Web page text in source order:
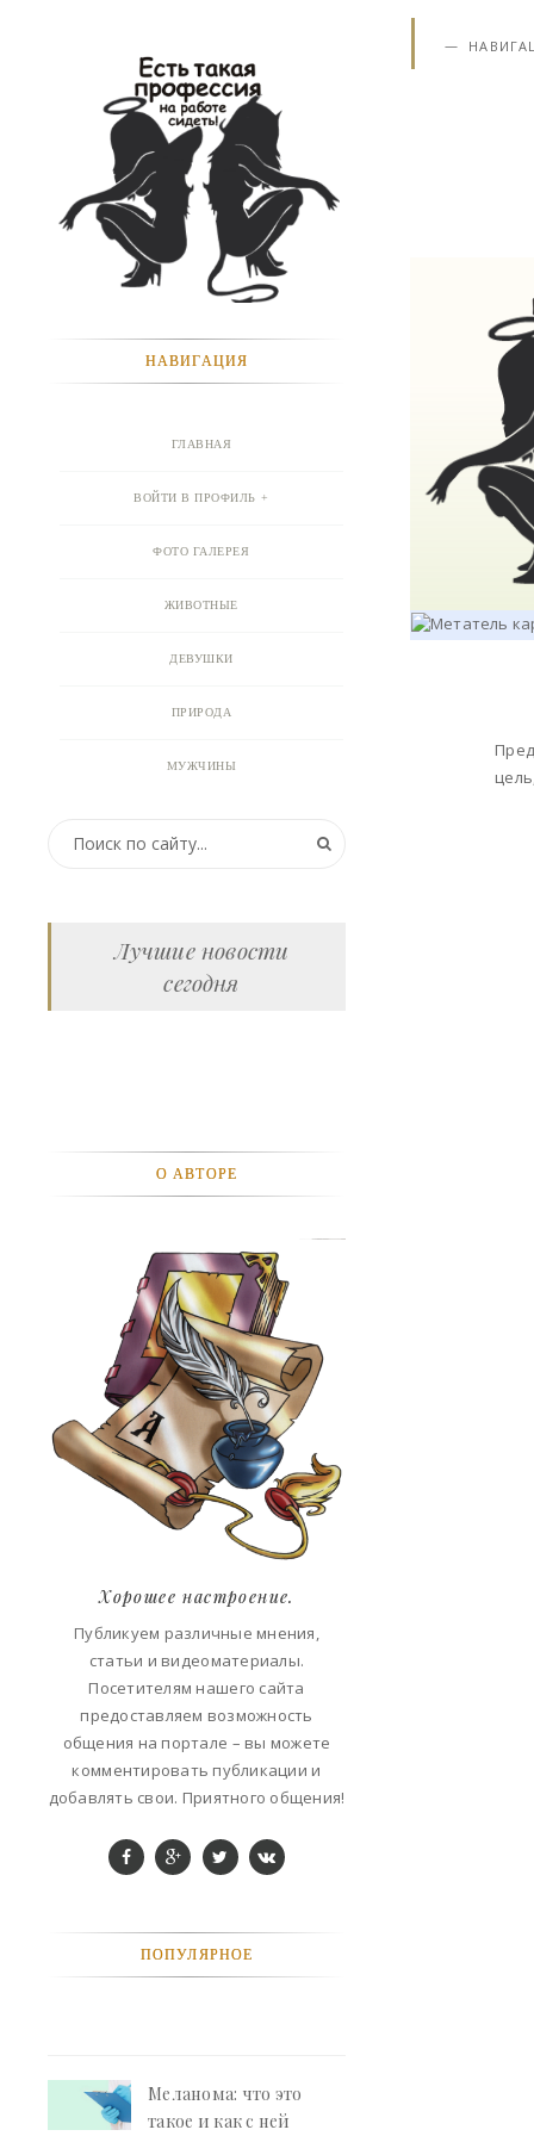
НАВИГАЦИЯ
ГЛАВНАЯ
ВОЙТИ В ПРОФИЛЬ
ФОТО ГАЛЕРЕЯ
ЖИВОТНЫЕ
ДЕВУШКИ
ПРИРОДА
МУЖЧИНЫ
ОТКРЫТКИ
ЛЮДИ
ПОДРОСТКИ
ГОРОДА
ЭКСПЕРЕМЕНТЫ
ЖИЛЬЕ
ЗВЕЗДЫ
Лучшие новости
сегодня
О АВТОРЕ
Хорошее настроение.
Публикуем различные мнения,
статьи и видеоматериалы.
Посетителям нашего сайта
предоставляем возможность
общения на портале – вы можете
комментировать публикации и
добавлять свои. Приятного общения!
ПОПУЛЯРНОЕ
Меланома: что это
такое и как с ней